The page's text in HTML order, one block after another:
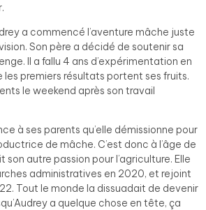
a commencé l’aventure mâche juste
Son père a décidé de soutenir sa
Il a fallu 4 ans d’expérimentation en
les premiers résultats portent ses fruits.
le weekend après son travail
à ses parents qu’elle démissionne pour
de mâche. C’est donc à l’âge de
son autre passion pour l’agriculture. Elle
administratives en 2020, et rejoint
Tout le monde la dissuadait de devenir
a quelque chose en tête, ça